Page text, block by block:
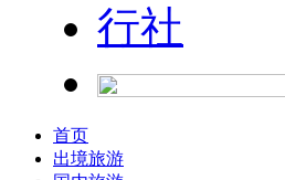
首页
出境旅游